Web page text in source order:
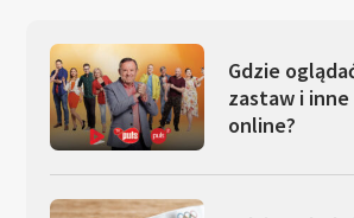
Gdzie
zastaw i inne
online?